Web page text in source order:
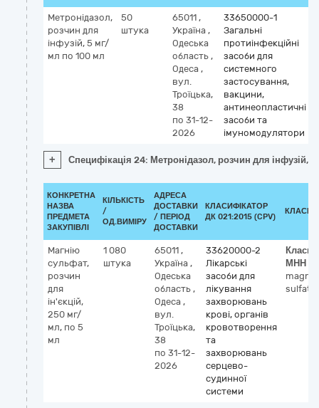
Метронідазол,
розчин для
інфузій, 5 мг/
мл по 100 мл
50
штука
65011 ,
Україна ,
Одеська
область ,
Одеса ,
вул.
Троїцька,
38
по 31-12-
2026
33650000-1
Загальні
протиінфекційні
засоби для
системного
застосування,
вакцини,
антинеопластичні
засоби та
імуномодулятори
+ Специфікація 24: Метронідазол, розчин для інфузій,
КОНКРЕТНА
НАЗВА
ПРЕДМЕТА
ЗАКУПІВЛІ
КІЛЬКІСТЬ
/
ОД.ВИМІРУ
АДРЕСА
ДОСТАВКИ
/ ПЕРІОД
ДОСТАВКИ
КЛАСИФІКАТОР
ДК 021:2015 (CPV)
Магнію
сульфат,
розчин
для
ін'єкцій,
250 мг/
мл, по 5
мл
1 080
штука
65011 ,
Україна ,
Одеська
область ,
Одеса ,
вул.
Троїцька,
38
по 31-12-
2026
33620000-2
Лікарські
засоби для
лікування
захворювань
крові, органів
кровотворення
та
захворювань
серцево-
судинної
системи
МНН
sulfate